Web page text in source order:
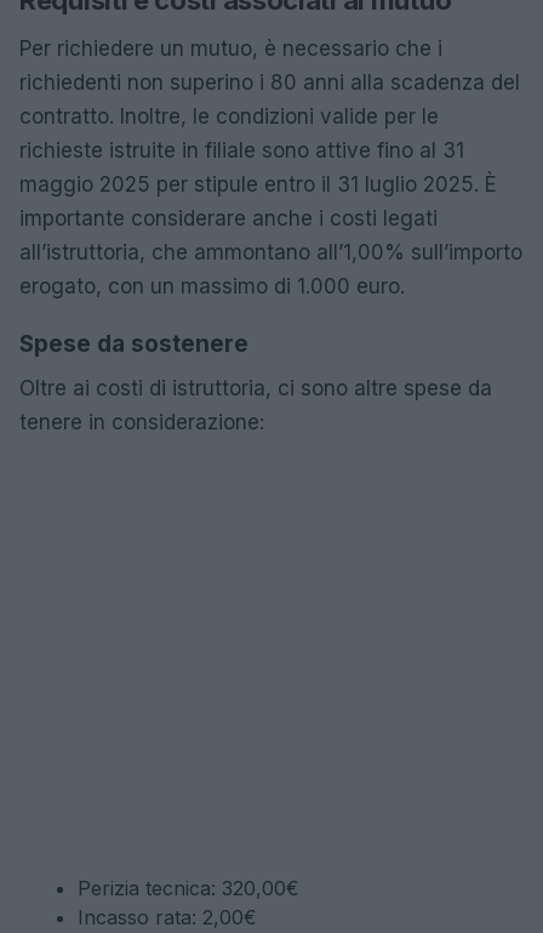
Per richiedere un mutuo, è necessario che i
richiedenti non superino i 80 anni alla scadenza del
contratto. Inoltre, le condizioni valide per le
richieste istruite in filiale sono attive fino al 31
maggio 2025 per stipule entro il 31 luglio 2025. È
importante considerare anche i costi legati
all’istruttoria, che ammontano all’1,00% sull’importo
erogato, con un massimo di 1.000 euro.
Spese da sostenere
Oltre ai costi di istruttoria, ci sono altre spese da
tenere in considerazione:
Perizia tecnica: 320,00€
Incasso rata: 2,00€